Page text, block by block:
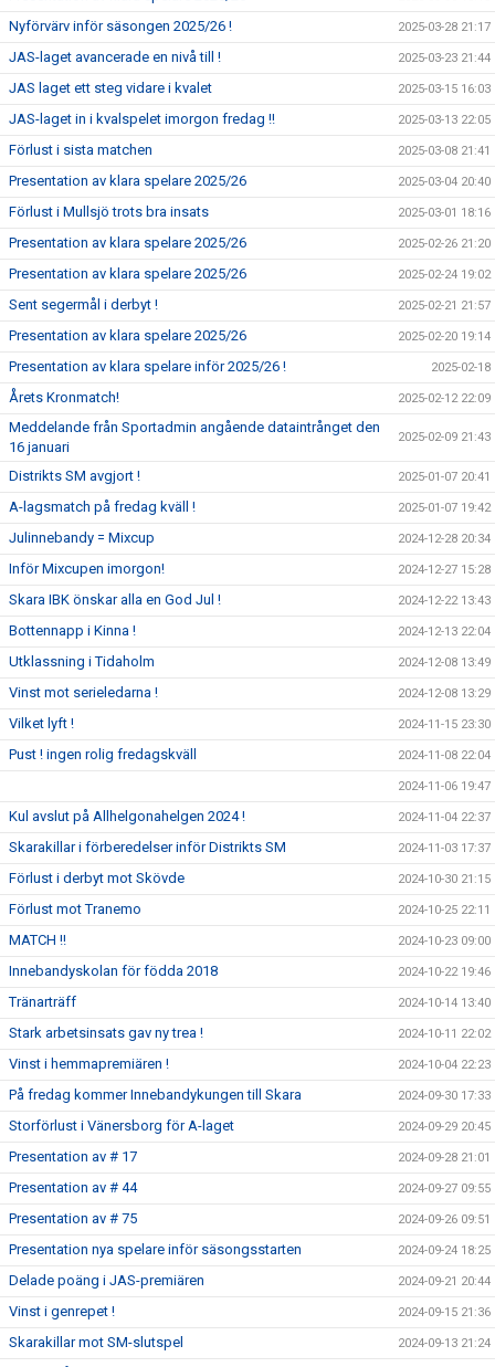
Nyförvärv inför säsongen 2025/26 ! 2025-03-28 21:17
JAS-laget avancerade en nivå till ! 2025-03-23 21:44
JAS laget ett steg vidare i kvalet 2025-03-15 16:03
JAS-laget in i kvalspelet imorgon fredag !! 2025-03-13 22:05
Förlust i sista matchen 2025-03-08 21:41
Presentation av klara spelare 2025/26 2025-03-04 20:40
Förlust i Mullsjö trots bra insats 2025-03-01 18:16
Presentation av klara spelare 2025/26 2025-02-26 21:20
Presentation av klara spelare 2025/26 2025-02-24 19:02
Sent segermål i derbyt ! 2025-02-21 21:57
Presentation av klara spelare 2025/26 2025-02-20 19:14
Presentation av klara spelare inför 2025/26 ! 2025-02-18
Årets Kronmatch! 2025-02-12 22:09
Meddelande från Sportadmin angående dataintrånget den
16 januari
2025-02-09 21:43
Distrikts SM avgjort ! 2025-01-07 20:41
A-lagsmatch på fredag kväll ! 2025-01-07 19:42
Julinnebandy = Mixcup 2024-12-28 20:34
Inför Mixcupen imorgon! 2024-12-27 15:28
Skara IBK önskar alla en God Jul ! 2024-12-22 13:43
Bottennapp i Kinna ! 2024-12-13 22:04
Utklassning i Tidaholm 2024-12-08 13:49
Vinst mot serieledarna ! 2024-12-08 13:29
Vilket lyft ! 2024-11-15 23:30
Pust ! ingen rolig fredagskväll 2024-11-08 22:04
2024-11-06 19:47
Kul avslut på Allhelgonahelgen 2024 ! 2024-11-04 22:37
Skarakillar i förberedelser inför Distrikts SM 2024-11-03 17:37
Förlust i derbyt mot Skövde 2024-10-30 21:15
Förlust mot Tranemo 2024-10-25 22:11
MATCH !! 2024-10-23 09:00
Innebandyskolan för födda 2018 2024-10-22 19:46
Tränarträff 2024-10-14 13:40
Stark arbetsinsats gav ny trea ! 2024-10-11 22:02
Vinst i hemmapremiären ! 2024-10-04 22:23
På fredag kommer Innebandykungen till Skara 2024-09-30 17:33
Storförlust i Vänersborg för A-laget 2024-09-29 20:45
Presentation av # 17 2024-09-28 21:01
Presentation av # 44 2024-09-27 09:55
Presentation av # 75 2024-09-26 09:51
Presentation nya spelare inför säsongsstarten 2024-09-24 18:25
Delade poäng i JAS-premiären 2024-09-21 20:44
Vinst i genrepet ! 2024-09-15 21:36
Skarakillar mot SM-slutspel 2024-09-13 21:24